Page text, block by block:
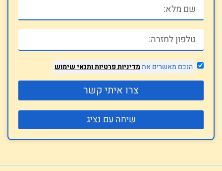
הנכם מאשרים אתמדיניות פרטיותותנאי שימוש
צרו איתי קשר
שיחה עם נציג